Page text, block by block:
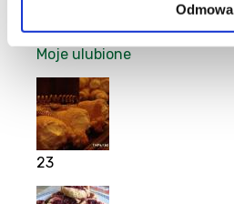
Odmowa
Moje ulubione
23